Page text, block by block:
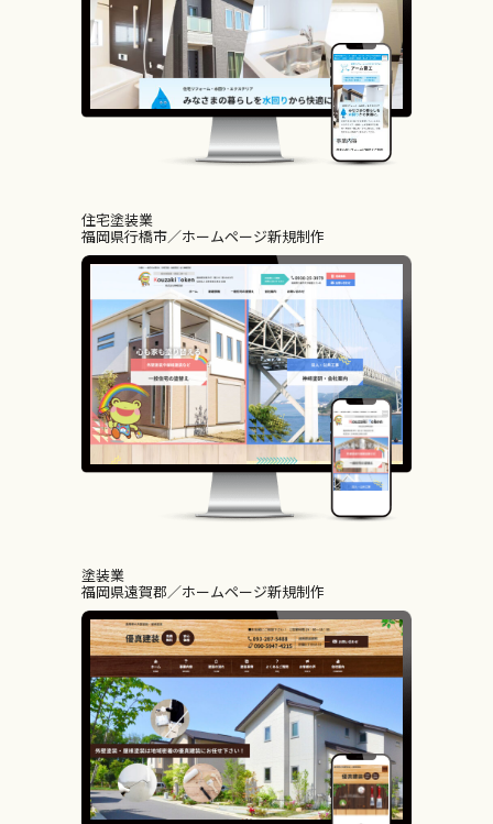
住宅塗装業
福岡県行橋市 ホームページ新規制作
塗装業
福岡県遠賀郡 ホームページ新規制作